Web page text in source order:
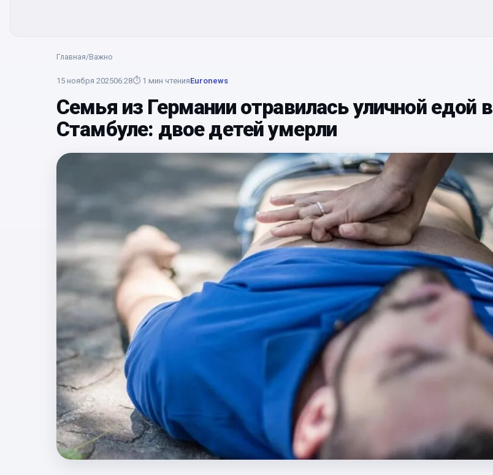
Главная/Важно
15 ноября 202506:28⏱ 1 мин чтенияEuronews
Семья из Германии отравилась уличной едой в
Стамбуле: двое детей умерли